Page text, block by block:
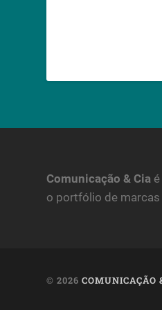
Comunicação & Cia
o portfólio de
© 2026COMUNICAÇÃO